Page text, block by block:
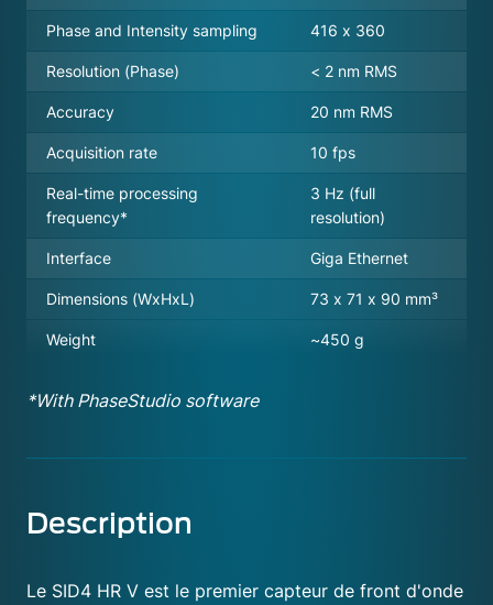
Phase and Intensity sampling 416 x 360
Resolution (Phase) < 2 nm RMS
Accuracy 20 nm RMS
Acquisition rate 10 fps
Real-time processing
frequency*
3 Hz (full
resolution)
Interface Giga Ethernet
Dimensions (WxHxL) 73 x 71 x 90 mm³
Weight ~450 g
*With PhaseStudio software
Description
Le SID4 HR V est le premier capteur de front d'onde